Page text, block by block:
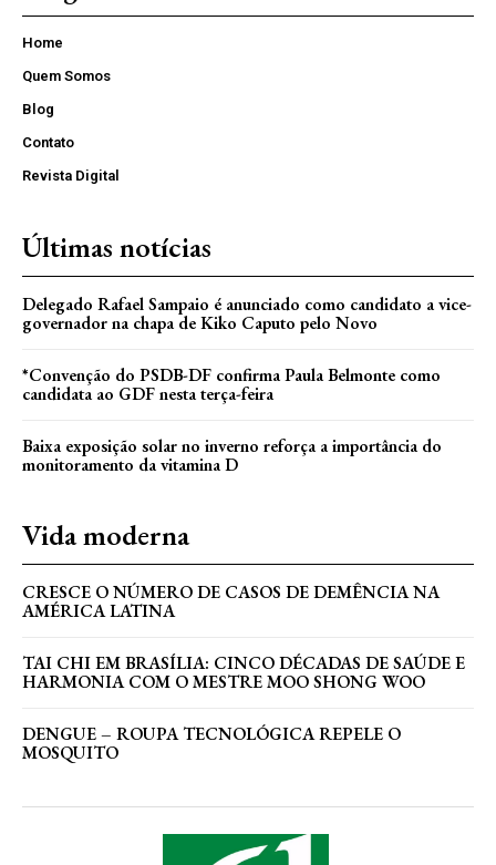
Home
Quem Somos
Blog
Contato
Revista Digital
Últimas notícias
Delegado Rafael Sampaio é anunciado como candidato a vice-
governador na chapa de Kiko Caputo pelo Novo
*Convenção do PSDB-DF confirma Paula Belmonte como
candidata ao GDF nesta terça-feira
Baixa exposição solar no inverno reforça a importância do
monitoramento da vitamina D
Vida moderna
CRESCE O NÚMERO DE CASOS DE DEMÊNCIA NA
AMÉRICA LATINA
TAI CHI EM BRASÍLIA: CINCO DÉCADAS DE SAÚDE E
HARMONIA COM O MESTRE MOO SHONG WOO
DENGUE – ROUPA TECNOLÓGICA REPELE O
MOSQUITO